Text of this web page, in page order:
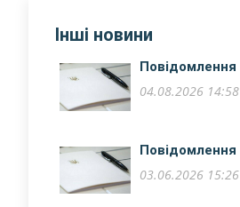
Інші новини
Повідомлення
04.08.2026 14:58
Повідомлення
03.06.2026 15:26